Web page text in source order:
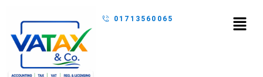
content
01713560065 Menu